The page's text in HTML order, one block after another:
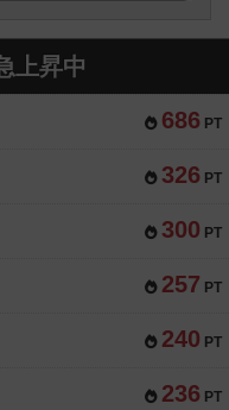
上昇中
686 PT
326 PT
300 PT
257 PT
240 PT
236 PT